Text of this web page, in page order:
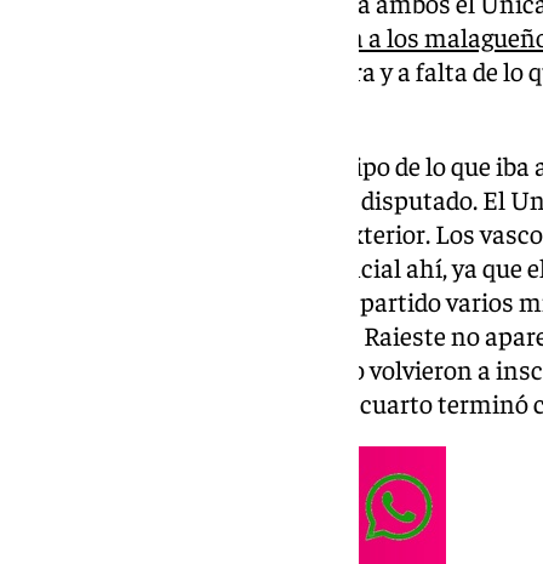
sitúa a los
la derrota de Valencia en Andorra y a falta de lo
El inicio de partido fue un anticipo de lo que
choque físico, que iba a ser muy disputado. El
Baskonia y se atrevía desde el exterior. Los
aprovechar al máximo su potencial ahí, ya que
falta de dos segundos se paró el partido varios
anécdotas de la jornada. Sander Raieste no
el inicio sí estaba. Finalmente lo volvieron a
Navarro y Pablo Laso. El primer cuarto terminó